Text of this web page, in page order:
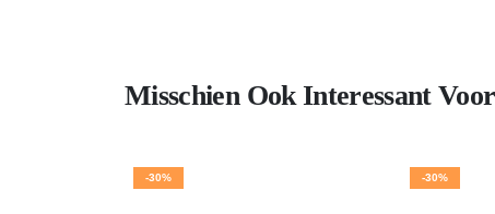
Misschien Ook Interessant
-30% -30%